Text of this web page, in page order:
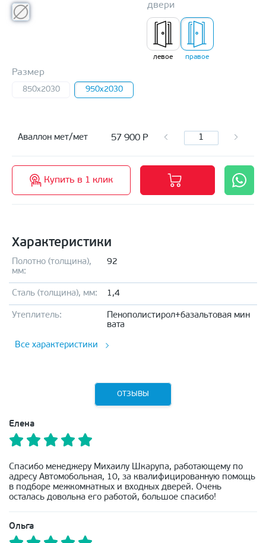
двери
левое правое
Размер
850x2030 950x2030
Аваллон мет/мет 57 900 Р
Купить в 1 клик
Характеристики
Полотно (толщина),
мм:
92
Сталь (толщина), мм: 1,4
Утеплитель:
Пенополистирол+базальтовая мин
вата
Все характеристики
ОТЗЫВЫ
Елена
Спасибо менеджеру Михаилу Шкарупа, работающему по
адресу Автомобольная, 10, за квалифицированную помощь
в подборе межкомнатных и входных дверей. Очень
осталась довольна его работой, большое спасибо!
Ольга